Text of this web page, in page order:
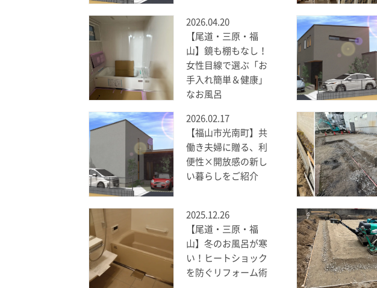
2026.04.20
【尾道・三原・福
山】鏡も棚もなし！
女性目線で選ぶ「お
手入れ簡単＆健康」
なお風呂
2026.02.17
【福山市光南町】共
働き夫婦に贈る、利
便性×開放感の新し
い暮らしをご紹介
2025.12.26
【尾道・三原・福
山】冬のお風呂が寒
い！ヒートショック
を防ぐリフォーム術